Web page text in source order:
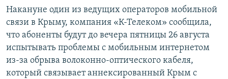
Накануне один из ведущих операторов мобильной
связи в Крыму, компания «К-Телеком» сообщила,
что абоненты будут до вечера пятницы 26 августа
испытывать проблемы с мобильным интернетом
из-за обрыва волоконно-оптического кабеля,
который связывает аннексированный Крым с